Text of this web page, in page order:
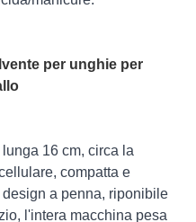
per unghie per
16 cm, circa la
compatta e
design a penna, riponibile
l'intera macchina pesa